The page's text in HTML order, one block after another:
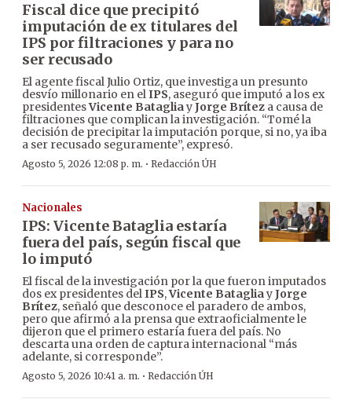
Fiscal dice que precipitó
imputación de ex titulares del
IPS por filtraciones y para no
ser recusado
El agente fiscal Julio Ortiz, que investiga un presunto
desvío millonario en elIPS, aseguró que imputó a los ex
presidentesVicente BatagliayJorge Brítez a causa de
filtraciones que complican la investigación. “Tomé la
decisión de precipitar la imputación porque, si no, ya iba
a ser recusado seguramente”, expresó.
Agosto 5, 2026 12:08 p. m. · Redacción ÚH
Nacionales
IPS: Vicente Bataglia estaría
fuera del país, según fiscal que
lo imputó
El fiscal de la investigación por la que fueron imputados
dos ex presidentes delIPS,Vicente BatagliayJorge
Brítez, señaló que desconoce el paradero de ambos,
pero que afirmó a la prensa que extraoficialmente le
dijeron que el primero estaría fuera del país. No
descarta una orden de captura internacional “más
adelante, si corresponde”.
Agosto 5, 2026 10:41 a. m. · Redacción ÚH